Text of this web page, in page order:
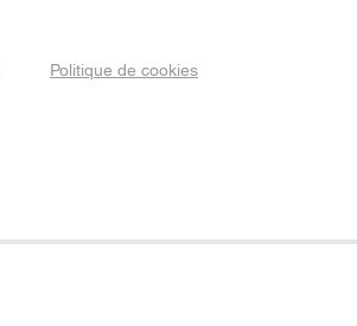
Politique de cookies